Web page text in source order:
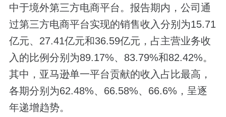
中于境外第三方电商平台。报告期内，公司通
过第三方电商平台实现的销售收入分别为15.71
亿元、27.41亿元和36.59亿元，占主营业务收
入的比例分别为89.17%、83.79%和82.42%。
其中，亚马逊单一平台贡献的收入占比最高，
各期分别为62.48%、66.58%、66.6%，呈逐
年递增趋势。